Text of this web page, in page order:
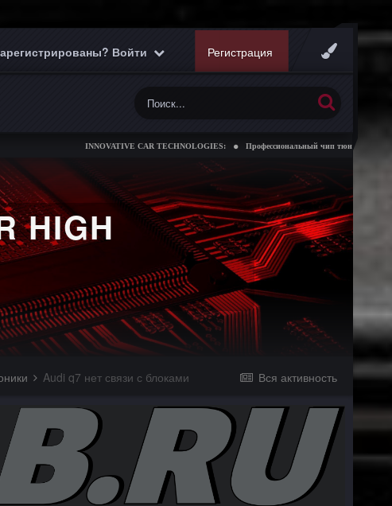
Войти Регистрация
INNOVATIVE CAR TECHNOLOGIES: Профессиональный чип тюнинг коробок передач
Вся активность
Audi q7 нет связи с блоками